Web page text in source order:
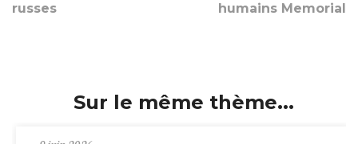
russes
humains Memorial
Sur le même thème...